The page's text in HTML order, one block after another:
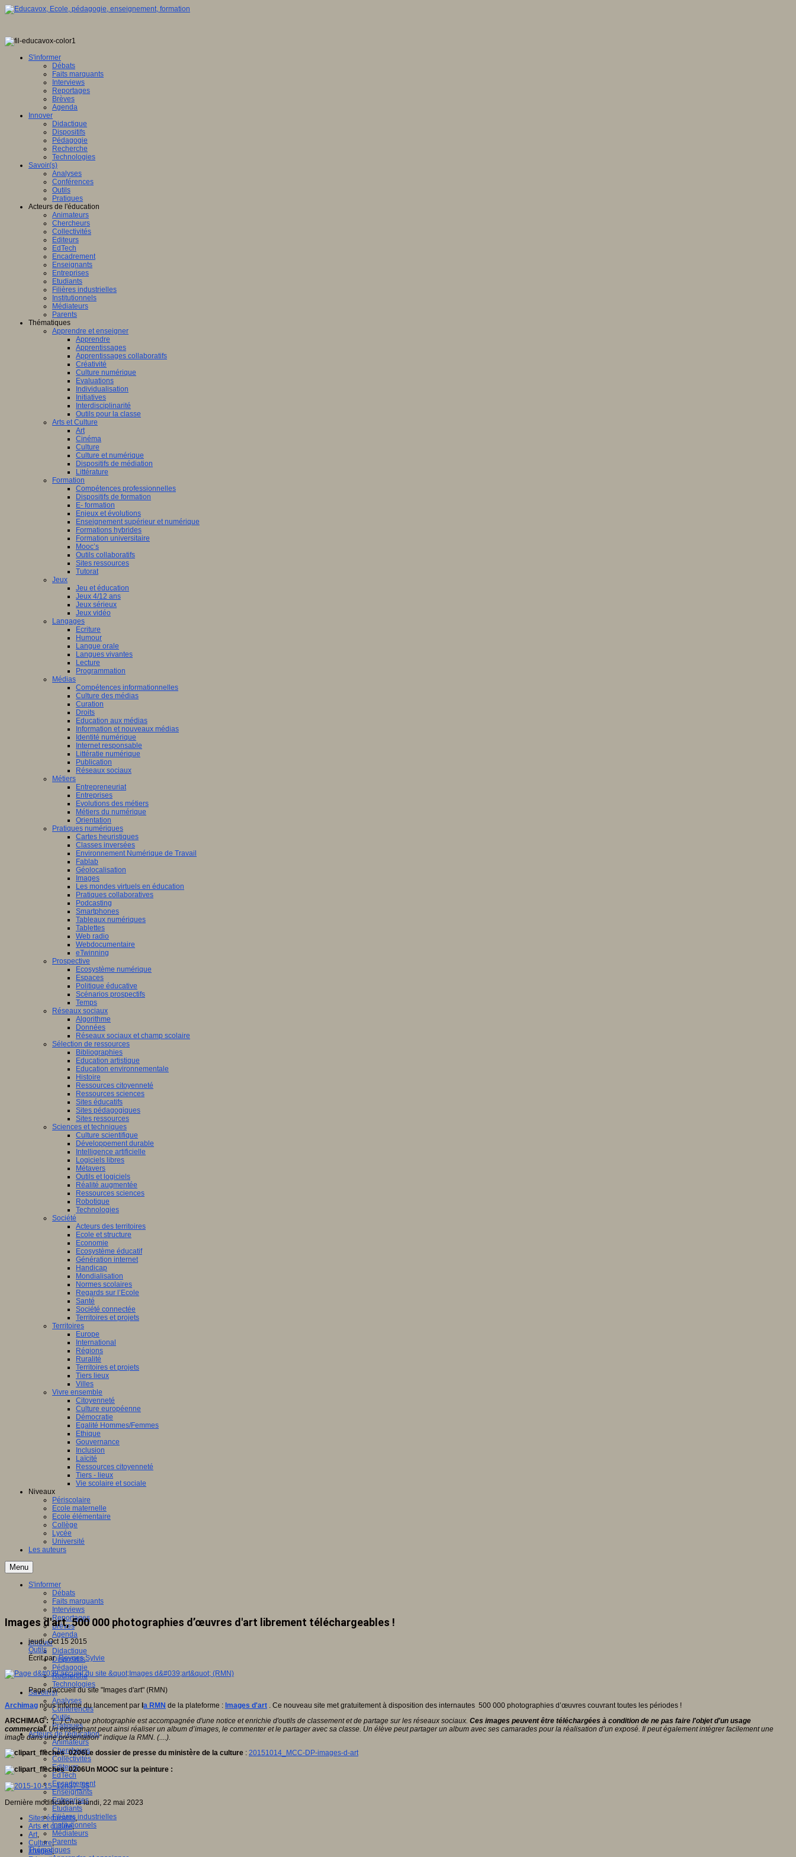
S'informer
Débats
Faits marquants
Interviews
Reportages
Brèves
Agenda
Innover
Didactique
Dispositifs
Pédagogie
Recherche
Technologies
Savoir(s)
Analyses
Conférences
Outils
Pratiques
Acteurs de l'éducation
Animateurs
Chercheurs
Collectivités
Editeurs
EdTech
Encadrement
Enseignants
Entreprises
Etudiants
Filières industrielles
Institutionnels
Médiateurs
Parents
Thématiques
Apprendre et enseigner
Apprendre
Apprentissages
Apprentissages collaboratifs
Créativité
Culture numérique
Evaluations
Individualisation
Initiatives
Interdisciplinarité
Outils pour la classe
Arts et Culture
Art
Cinéma
Culture
Culture et numérique
Dispositifs de médiation
Littérature
Formation
Compétences professionnelles
Dispositifs de formation
E- formation
Enjeux et évolutions
Enseignement supérieur et numérique
Formations hybrides
Formation universitaire
Mooc’s
Outils collaboratifs
Sites ressources
Tutorat
Jeux
Jeu et éducation
Jeux 4/12 ans
Jeux sérieux
Jeux vidéo
Langages
Ecriture
Humour
Langue orale
Langues vivantes
Lecture
Programmation
Médias
Compétences informationnelles
Culture des médias
Curation
Droits
Education aux médias
Information et nouveaux médias
Identité numérique
Internet responsable
Littératie numérique
Publication
Réseaux sociaux
Métiers
Entrepreneuriat
Entreprises
Evolutions des métiers
Métiers du numérique
Orientation
Pratiques numériques
Cartes heuristiques
Classes inversées
Environnement Numérique de Travail
Fablab
Géolocalisation
Images
Les mondes virtuels en éducation
Pratiques collaboratives
Podcasting
Smartphones
Tableaux numériques
Tablettes
Web radio
Webdocumentaire
eTwinning
Prospective
Ecosystème numérique
Espaces
Politique éducative
Scénarios prospectifs
Temps
Réseaux sociaux
Algorithme
Données
Réseaux sociaux et champ scolaire
Sélection de ressources
Bibliographies
Education artistique
Education environnementale
Histoire
Ressources citoyenneté
Ressources sciences
Sites éducatifs
Sites pédagogiques
Sites ressources
Sciences et techniques
Culture scientifique
Développement durable
Intelligence artificielle
Logiciels libres
Métavers
Outils et logiciels
Réalité augmentée
Ressources sciences
Robotique
Technologies
Société
Acteurs des territoires
Ecole et structure
Economie
Ecosystème éducatif
Génération internet
Handicap
Mondialisation
Normes scolaires
Regards sur l’Ecole
Santé
Société connectée
Territoires et projets
Territoires
Europe
International
Régions
Ruralité
Territoires et projets
Tiers lieux
Villes
Vivre ensemble
Citoyenneté
Culture européenne
Démocratie
Egalité Hommes/Femmes
Ethique
Gouvernance
Inclusion
Laïcité
Ressources citoyenneté
Tiers - lieux
Vie scolaire et sociale
Niveaux
Périscolaire
Ecole maternelle
Ecole élémentaire
Collège
Lycée
Université
Les auteurs
Menu
S'informer
Débats
Faits marquants
Interviews
Reportages
Brèves
Agenda
Innover
Didactique
Dispositifs
Pédagogie
Recherche
Technologies
Savoir(s)
Analyses
Conférences
Outils
Pratiques
Acteurs de l'éducation
Animateurs
Chercheurs
Collectivités
Editeurs
EdTech
Encadrement
Enseignants
Entreprises
Etudiants
Filières industrielles
Institutionnels
Médiateurs
Parents
Thématiques
Images d'art, 500 000 photographies d’œuvres d'art librement téléchargeables !
jeudi, Oct 15 2015
Outils
Écrit parReynes Sylvie
Page d'accueil du site "Images d'art" (RMN)
Archimag nous informe du lancement par la RMN de la plateforme : Images d'art . Ce nouveau site met gratuitement à disposition des internautes 500 000 photographies d’œuvres couvrant toutes les périodes !
ARCHIMAG : "(...) Chaque photographie est accompagnée d'une notice et enrichie d'outils de classement et de partage sur les réseaux sociaux. Ces images peuvent être téléchargées à condition de ne pas faire l'objet d'un usage
commercial. Un enseignant peut ainsi réaliser un album d’images, le commenter et le partager avec sa classe. Un élève peut partager un album avec ses camarades pour la réalisation d’un exposé. Il peut également intégrer facilement une
image dans une présentation" indique la RMN. (....).
Le dossier de presse du ministère de la culture : 20151014_MCC-DP-images-d-art
Un MOOC sur la peinture :
Dernière modification le lundi, 22 mai 2023
Sites éducatifs,
Arts et culture,
Art,
Culture,
Images,